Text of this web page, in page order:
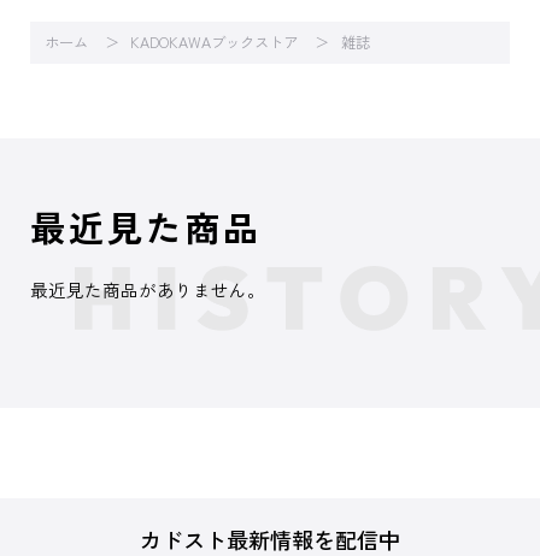
ホーム KADOKAWAブックストア 雑誌
最近見た商品
最近見た商品がありません。
カドスト最新情報を配信中